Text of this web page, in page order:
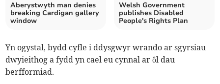
Aberystwyth man denies
breaking Cardigan gallery
window
Welsh Government
publishes Disabled
People's Rights Plan
Yn ogystal, bydd cyfle i ddysgwyr wrando ar sgyrsiau
dwyieithog a fydd yn cael eu cynnal ar ôl dau
berfformiad.